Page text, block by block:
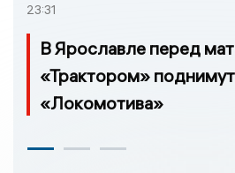
23:31
В Ярославле перед
«Трактором» поднимут
«Локомотива»